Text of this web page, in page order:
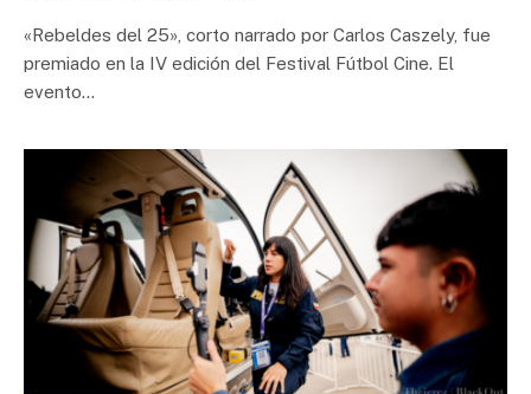
«Rebeldes del 25», corto narrado por Carlos Caszely, fue
premiado en la IV edición del Festival Fútbol Cine. El
evento…